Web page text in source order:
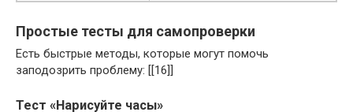
Простые тесты для самопроверки
Есть быстрые методы, которые могут помочь
заподозрить проблему: [[16]]
Тест «Нарисуйте часы»